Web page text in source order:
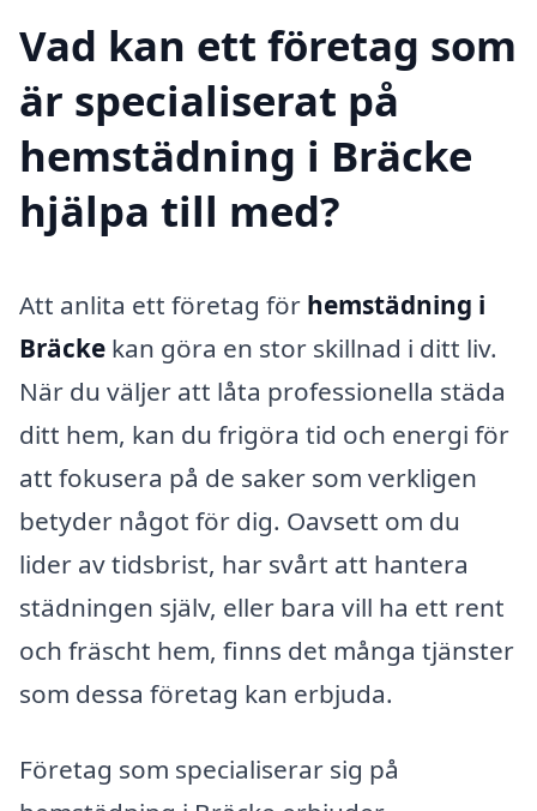
Vad kan ett företag som
är specialiserat på
hemstädning i Bräcke
hjälpa till med?
Att anlita ett företag för hemstädning i
Bräcke kan göra en stor skillnad i ditt liv.
När du väljer att låta professionella städa
ditt hem, kan du frigöra tid och energi för
att fokusera på de saker som verkligen
betyder något för dig. Oavsett om du
lider av tidsbrist, har svårt att hantera
städningen själv, eller bara vill ha ett rent
och fräscht hem, finns det många tjänster
som dessa företag kan erbjuda.
Företag som specialiserar sig på